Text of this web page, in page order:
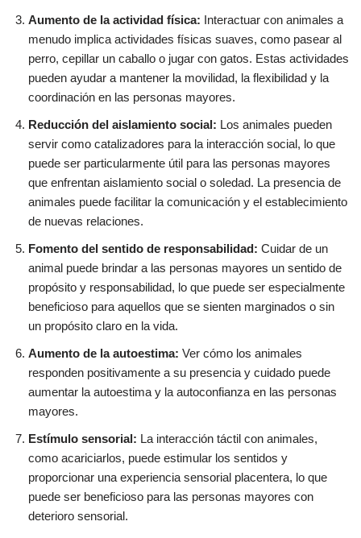
Aumento de la actividad física: Interactuar con animales a
menudo implica actividades físicas suaves, como pasear al
perro, cepillar un caballo o jugar con gatos. Estas actividades
pueden ayudar a mantener la movilidad, la flexibilidad y la
coordinación en las personas mayores.
Reducción del aislamiento social: Los animales pueden
servir como catalizadores para la interacción social, lo que
puede ser particularmente útil para las personas mayores
que enfrentan aislamiento social o soledad. La presencia de
animales puede facilitar la comunicación y el establecimiento
de nuevas relaciones.
Fomento del sentido de responsabilidad: Cuidar de un
animal puede brindar a las personas mayores un sentido de
propósito y responsabilidad, lo que puede ser especialmente
beneficioso para aquellos que se sienten marginados o sin
un propósito claro en la vida.
Aumento de la autoestima: Ver cómo los animales
responden positivamente a su presencia y cuidado puede
aumentar la autoestima y la autoconfianza en las personas
mayores.
Estímulo sensorial: La interacción táctil con animales,
como acariciarlos, puede estimular los sentidos y
proporcionar una experiencia sensorial placentera, lo que
puede ser beneficioso para las personas mayores con
deterioro sensorial.